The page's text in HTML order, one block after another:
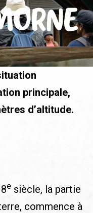
principale,
d’altitude.
e siècle, la partie
commence à